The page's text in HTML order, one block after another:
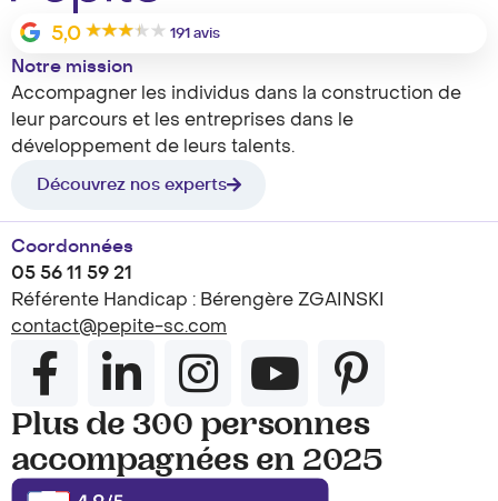
5,0 191 avis
Notre mission
Accompagner les individus dans la construction de
leur parcours et les entreprises dans le
développement de leurs talents.
Découvrez nos experts
Coordonnées
05 56 11 59 21
Référente Handicap : Bérengère ZGAINSKI
contact@pepite-sc.com
Plus de 300 personnes
accompagnées en 2025